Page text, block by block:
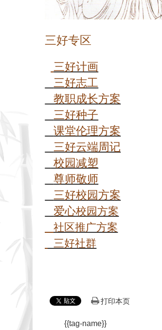
三好专区
三好计画
三好志工
教职成长方案
三好种子
课堂伦理方案
三好云端周记
校园减塑
尊师敬师
三好校园方案
爱心校园方案
社区推广方案
三好社群
打印本页
{{tag-name}}